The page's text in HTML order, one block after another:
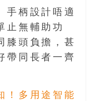
手柄設計唔適
止無輔助功
膝頭負擔，甚
帶同長者一齊
！多用途智能